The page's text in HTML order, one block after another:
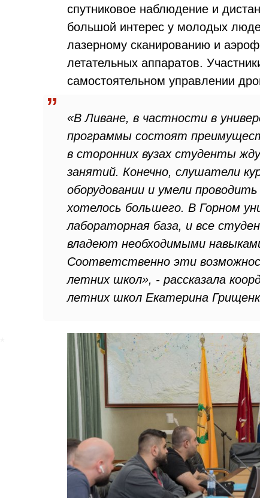
спутниковое наблюдение и
большой интерес у молодых
лазерному сканированию и
летательных аппаратов.
самостоятельном управлении
«В Ливане, в частности в
программы состоят
в сторонних вузах студенты
занятий. Конечно, слушатели
оборудовании и умели
хотелось большего. В Горном
лабораторная база, и все
владеют необходимыми
Соответственно эти
летних школ», - рассказала
летних школ Екатерина